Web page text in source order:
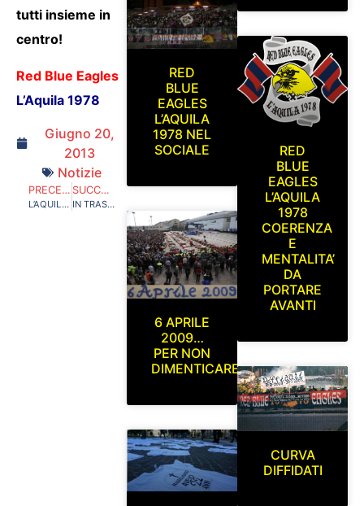
tutti insieme in
centro!
Red Blue Eagles
L’Aquila 1978
Giugno 20,
2013
Notizie
PRECEDENTE
L’AQUILA-TERAMO, DOMENICA TUTTI NEL NOSTRO SETTORE
SUCCESSIVO
IN TRASFERTA SI PUO’ ANDARE SENZA TESSERA DEL TIFOSO. HANNO VINTO LE CURVE RESPONSABILI E IL BOLOGNA, SI PUO’ DIRE, HA DATO UNA MANO
RED
BLUE
EAGLES
L’AQUILA
1978 NEL
SOCIALE
6 APRILE
2009…
PER NON
DIMENTICARE
RED
BLUE
EAGLES
L’AQUILA
1978
COERENZA
E
MENTALITA’
DA
PORTARE
AVANTI
CURVA
DIFFIDATI